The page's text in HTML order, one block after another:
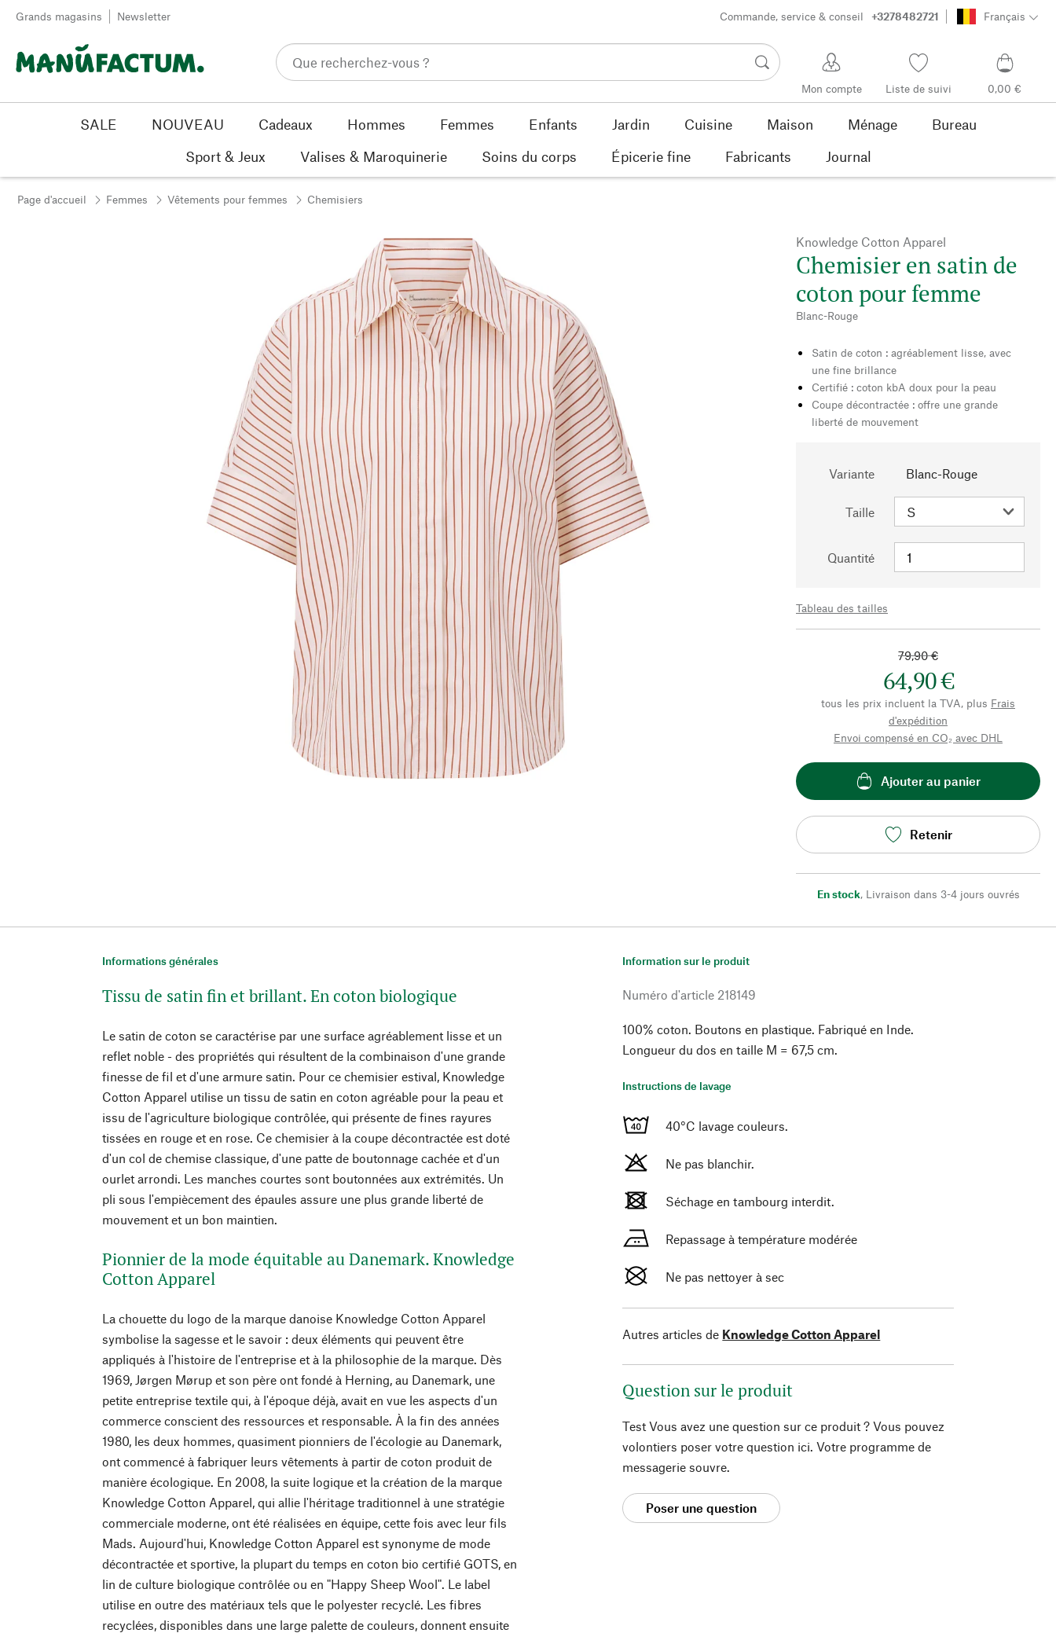
Passer au contenu
Grands magasins Newsletter Commande, service & conseil +3278482721 Français
Mon compte Liste de suivi 0,00 €
SALE NOUVEAU Cadeaux Hommes Femmes Enfants Jardin Cuisine Maison Ménage
Bureau
Sport & Jeux
Valises & Maroquinerie Soins du corps Épicerie fine Fabricants Journal
Page d'accueil Femmes Vêtements pour femmes Chemisiers
Knowledge Cotton Apparel
Chemisier en satin de
coton pour femme
Blanc-Rouge
Satin de coton : agréablement lisse, avec
une fine brillance
Certifié : coton kbA doux pour la peau
Coupe décontractée : offre une grande
liberté de mouvement
Variante Blanc-Rouge
Taille
Quantité
Tableau des tailles
79,90 €
64,90 €
tous les prix incluent la TVA, plus Frais
d'expédition
Envoi compensé en CO₂ avec DHL
Ajouter au panier
Retenir
En stock, Livraison dans 3-4 jours ouvrés
Informations générales
Tissu de satin fin et brillant. En coton biologique
Le satin de coton se caractérise par une surface agréablement lisse et un
reflet noble - des propriétés qui résultent de la combinaison d'une grande
finesse de fil et d'une armure satin. Pour ce chemisier estival, Knowledge
Cotton Apparel utilise un tissu de satin en coton agréable pour la peau et
issu de l'agriculture biologique contrôlée, qui présente de fines rayures
tissées en rouge et en rose. Ce chemisier à la coupe décontractée est doté
d'un col de chemise classique, d'une patte de boutonnage cachée et d'un
ourlet arrondi. Les manches courtes sont boutonnées aux extrémités. Un
pli sous l'empiècement des épaules assure une plus grande liberté de
mouvement et un bon maintien.
Pionnier de la mode équitable au Danemark. Knowledge
Cotton Apparel
La chouette du logo de la marque danoise Knowledge Cotton Apparel
symbolise la sagesse et le savoir : deux éléments qui peuvent être
appliqués à l'histoire de l'entreprise et à la philosophie de la marque. Dès
1969, Jørgen Mørup et son père ont fondé à Herning, au Danemark, une
petite entreprise textile qui, à l'époque déjà, avait en vue les aspects d'un
commerce conscient des ressources et responsable. À la fin des années
1980, les deux hommes, quasiment pionniers de l'écologie au Danemark,
ont commencé à fabriquer leurs vêtements à partir de coton produit de
manière écologique. En 2008, la suite logique et la création de la marque
Knowledge Cotton Apparel, qui allie l'héritage traditionnel à une stratégie
commerciale moderne, ont été réalisées en équipe, cette fois avec leur fils
Mads. Aujourd'hui, Knowledge Cotton Apparel est synonyme de mode
décontractée et sportive, la plupart du temps en coton bio certifié GOTS, en
lin de culture biologique contrôlée ou en "Happy Sheep Wool". Le label
utilise en outre des matériaux tels que le polyester recyclé. Les fibres
recyclées, disponibles dans une large palette de couleurs, donnent ensuite
Information sur le produit
Numéro d'article 218149
100% coton. Boutons en plastique. Fabriqué en Inde.
Longueur du dos en taille M = 67,5 cm.
Instructions de lavage
40°C lavage couleurs.
Ne pas blanchir.
Séchage en tambourg interdit.
Repassage à température modérée
Ne pas nettoyer à sec
Autres articles de Knowledge Cotton Apparel
Question sur le produit
Test Vous avez une question sur ce produit ? Vous pouvez
volontiers poser votre question ici. Votre programme de
messagerie souvre.
Poser une question